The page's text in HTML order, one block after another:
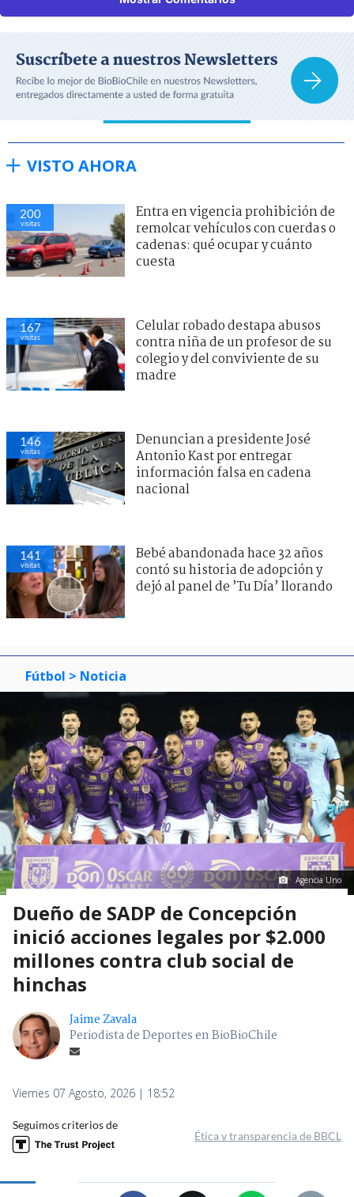
VISTO AHORA
200
visitas
Entra en vigencia prohibición de
remolcar vehículos con cuerdas o
cadenas: qué ocupar y cuánto
cuesta
167
visitas
Celular robado destapa abusos
contra niña de un profesor de su
colegio y del conviviente de su
madre
146
visitas
Denuncian a presidente José
Antonio Kast por entregar
información falsa en cadena
nacional
141
visitas
Bebé abandonada hace 32 años
contó su historia de adopción y
dejó al panel de ’Tu Día’ llorando
Fútbol > Noticia
Agencia Uno
Dueño de SADP de Concepción
inició acciones legales por $2.000
millones contra club social de
hinchas
Jaime Zavala
Periodista de Deportes en BioBioChile
Viernes 07 Agosto, 2026 | 18:52
Seguimos criterios de
Ética y transparencia de BBCL